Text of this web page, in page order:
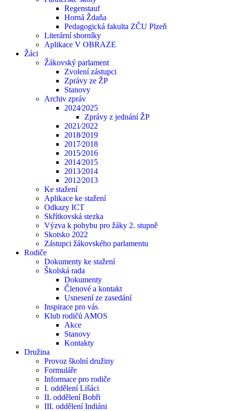
Regenstauf
Horná Ždaňa
Pedagogická fakulta ZČU Plzeň
Literární sborníky
Aplikace V OBRAZE
Žáci
Žákovský parlament
Zvolení zástupci
Zprávy ze ŽP
Stanovy
Archiv zpráv
2024⁄2025
Zprávy z jednání ŽP
2021⁄2022
2018⁄2019
2017⁄2018
2015⁄2016
2014⁄2015
2013⁄2014
2012⁄2013
Ke stažení
Aplikace ke stažení
Odkazy ICT
Skřítkovská stezka
Výzva k pohybu pro žáky 2. stupně
Skotsko 2022
Zástupci žákovského parlamentu
Rodiče
Dokumenty ke stažení
Školská rada
Dokumenty
Členové a kontakt
Usnesení ze zasedání
Inspirace pro vás
Klub rodičů AMOS
Akce
Stanovy
Kontakty
Družina
Provoz školní družiny
Formuláře
Informace pro rodiče
I. oddělení Lišáci
II. oddělení Bobři
III. oddělení Indiáni